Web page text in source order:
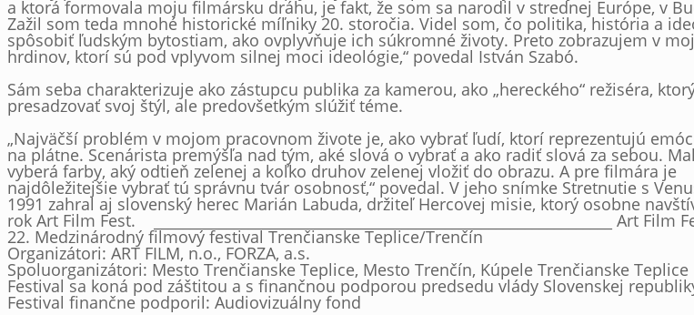
a ktorá formovala moju filmársku dráhu, je fakt, že som sa narodil v strednej Európe, v
Zažil som teda mnohé historické míľniky 20. storočia. Videl som, čo politika, história a
spôsobiť ľudským bytostiam, ako ovplyvňuje ich súkromné životy. Preto zobrazujem v
hrdinov, ktorí sú pod vplyvom silnej moci ideológie,“ povedal István Szabó.
Sám seba charakterizuje ako zástupcu publika za kamerou, ako „hereckého“ režiséra,
presadzovať svoj štýl, ale predovšetkým slúžiť téme.
„Najväčší problém v mojom pracovnom živote je, ako vybrať ľudí, ktorí reprezentujú
na plátne. Scenárista premýšľa nad tým, aké slová o vybrať a ako radiť slová za sebou.
vyberá farby, aký odtieň zelenej a koľko druhov zelenej vložiť do obrazu. A pre filmára je
najdôležitejšie vybrať tú správnu tvár osobnosť,“ povedal. V jeho snímke Stretnutie s
1991 zahral aj slovenský herec Marián Labuda, držiteľ Hercovej misie, ktorý osobne
rok Art Film Fest. _______________________________________________________________ Art Film
22. Medzinárodný filmový festival Trenčianske Teplice/Trenčín
Organizátori: ART FILM, n.o., FORZA, a.s.
Spoluorganizátori: Mesto Trenčianske Teplice, Mesto Trenčín, Kúpele Trenčianske Teplice
Festival sa koná pod záštitou a s finančnou podporou predsedu vlády Slovenskej
Festival finančne podporil: Audiovizuálny fond